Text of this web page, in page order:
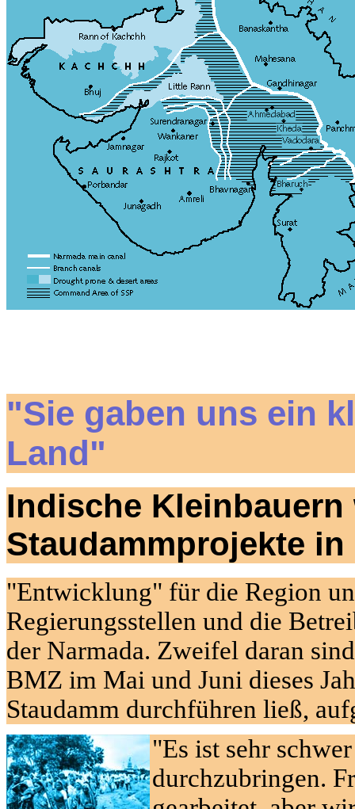
"Sie gaben uns ein
Land"
Indische
Staudammprojekte
"Entwicklung" für die Region
Regierungsstellen und die
der Narmada. Zweifel daran
BMZ im Mai und Juni dieses
Staudamm durchführen ließ,
"Es ist sehr
durchzubringen.